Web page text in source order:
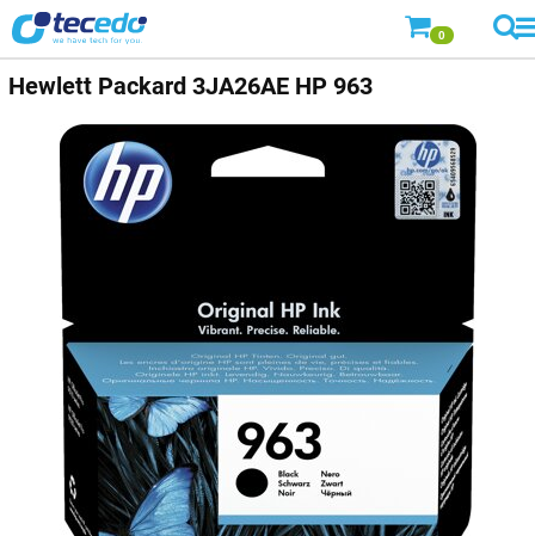
0
Hewlett Packard 3JA26AE HP 963